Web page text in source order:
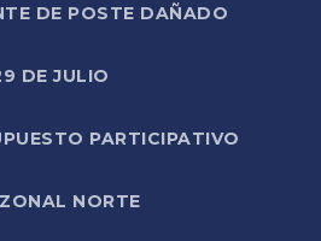
DE POSTE DAÑADO
DE JULIO
PARTICIPATIVO
NORTE